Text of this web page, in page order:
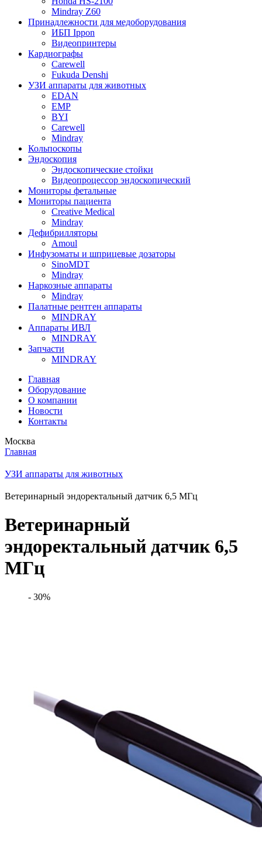
Mindray Z60
Принадлежности для медоборудования
ИБП Ippon
Видеопринтеры
Кардиографы
Carewell
Fukuda Denshi
УЗИ аппараты для животных
EDAN
EMP
BYI
Carewell
Mindray
Кольпоскопы
Эндоскопия
Эндоскопические стойки
Видеопроцессор эндоскопический
Мониторы фетальные
Мониторы пациента
Creative Medical
Mindray
Дефибрилляторы
Amoul
Инфузоматы и шприцевые дозаторы
SinoMDT
Mindray
Наркозные аппараты
Mindray
Палатные рентген аппараты
MINDRAY
Аппараты ИВЛ
MINDRAY
Запчасти
MINDRAY
Главная
Оборудование
О компании
Новости
Контакты
Москва
Главная
УЗИ аппараты для животных
Ветеринарный эндоректальный датчик 6,5 МГц
Ветеринарный
эндоректальный датчик 6,5
МГц
- 30%